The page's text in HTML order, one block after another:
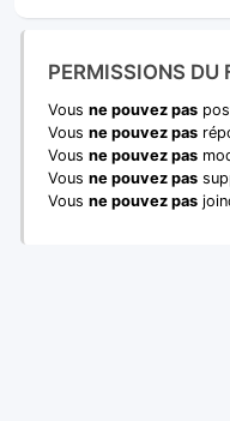
PERMISSIONS DU
Vous ne pouvez pas
Vous ne pouvez pas
Vous ne pouvez pas
Vous ne pouvez pas
Vous ne pouvez pas